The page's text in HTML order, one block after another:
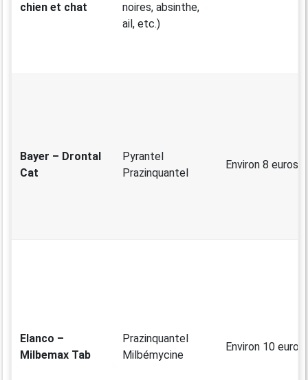
chien et chat
noires, absinthe,
ail, etc.)
Bayer – Drontal
Cat
Pyrantel
Prazinquantel
Environ 8 euros
Elanco –
Milbemax Tab
Prazinquantel
Milbémycine
Environ 10 euros